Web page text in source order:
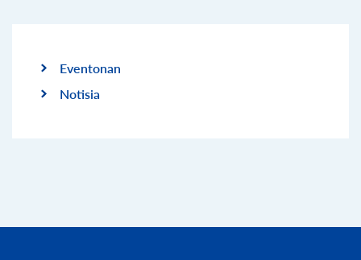
Eventonan
Notisia